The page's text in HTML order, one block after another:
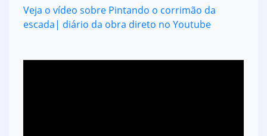
Veja o vídeo sobre Pintando o corrimão da
escada| diário da obra direto no Youtube